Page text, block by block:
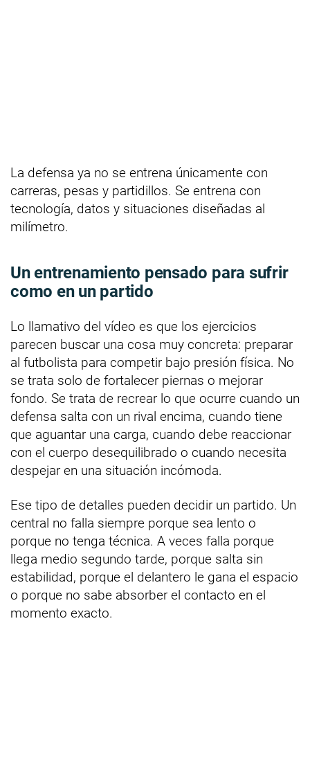
La defensa ya no se entrena únicamente con
carreras, pesas y partidillos. Se entrena con
tecnología, datos y situaciones diseñadas al
milímetro.
Un entrenamiento pensado para sufrir
como en un partido
Lo llamativo del vídeo es que los ejercicios
parecen buscar una cosa muy concreta: preparar
al futbolista para competir bajo presión física. No
se trata solo de fortalecer piernas o mejorar
fondo. Se trata de recrear lo que ocurre cuando un
defensa salta con un rival encima, cuando tiene
que aguantar una carga, cuando debe reaccionar
con el cuerpo desequilibrado o cuando necesita
despejar en una situación incómoda.
Ese tipo de detalles pueden decidir un partido. Un
central no falla siempre porque sea lento o
porque no tenga técnica. A veces falla porque
llega medio segundo tarde, porque salta sin
estabilidad, porque el delantero le gana el espacio
o porque no sabe absorber el contacto en el
momento exacto.